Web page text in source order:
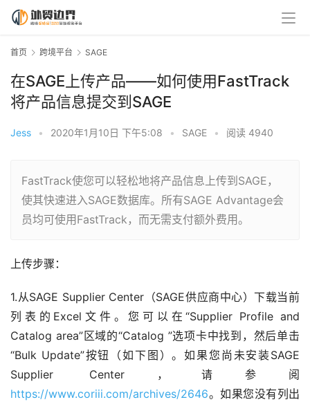
首页 跨境平台 SAGE
在SAGE上传产品——如何使用FastTrack
将产品信息提交到SAGE
Jess • 2020年1月10日 下午5:08 • SAGE • 阅读 4940
FastTrack使您可以轻松地将产品信息上传到SAGE，
使其快速进入SAGE数据库。所有SAGE Advantage会
员均可使用FastTrack，而无需支付额外费用。
上传步骤：
1.从SAGE Supplier Center（SAGE供应商中心）下载当前
列表的Excel文件。您可以在“Supplier Profile and
Catalog area”区域的“Catalog ”选项卡中找到，然后单击
“Bulk Update”按钮（如下图）。如果您尚未安装SAGE
Supplier Center，请参阅
https://www.coriii.com/archives/2646。如果您没有列出